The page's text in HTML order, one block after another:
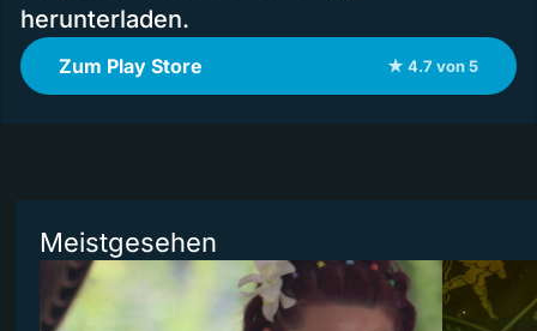
herunterladen.
Zum Play Store ★ 4.7 von 5
Meistgesehen